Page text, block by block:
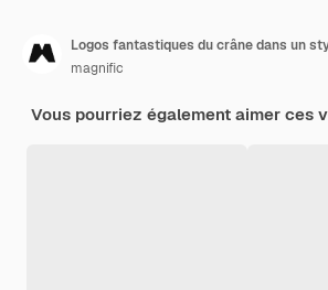
Logos fantastiques du crâne dans un
magnific
Vous pourriez également aimer ces